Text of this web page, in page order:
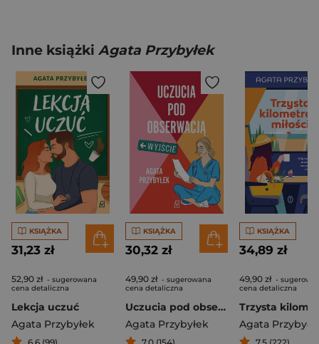
Inne książki Agata Przybyłek
KSIĄŻKA
31,23 zł
52,90 zł - sugerowana
cena detaliczna
Lekcja uczuć
Agata Przybyłek
KSIĄŻKA
30,32 zł
49,90 zł - sugerowana
cena detaliczna
Uczucia pod obserwacją
Agata Przybyłek
KSIĄŻKA
34,89 zł
49,90 zł -
cena detaliczna
Agata